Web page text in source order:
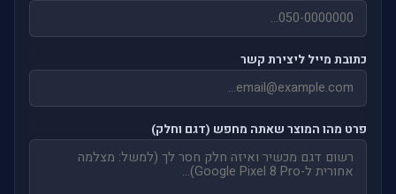
כתובת מייל ליצירת קשר
פרט מהו המוצר שאתה מחפש (דגם וחלק)